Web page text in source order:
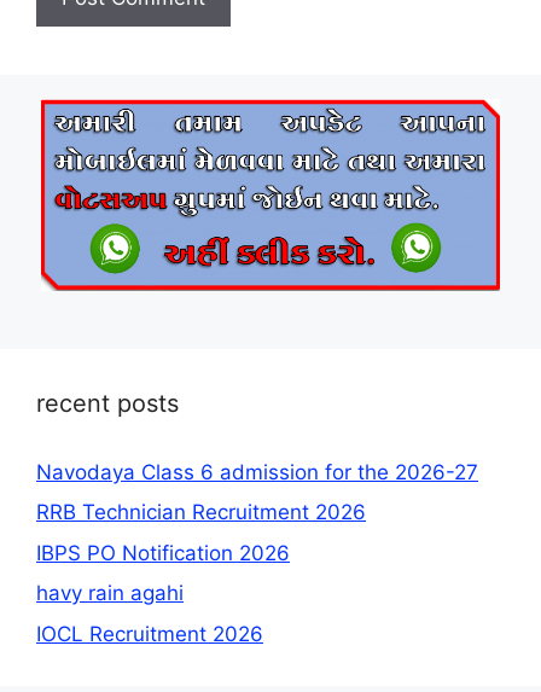
recent posts
Navodaya Class 6 admission for the 2026-27
RRB Technician Recruitment 2026
IBPS PO Notification 2026
havy rain agahi
IOCL Recruitment 2026